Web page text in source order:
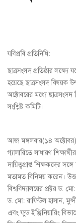
যবিপ্রবি প্রতিনিধি:
ছাত্রসংসদ প্রতিষ্ঠার লক্ষ্যে
হয়েছে ছাত্রসংসদ
অক্টোবরের মধ্যে
সংশ্লিষ্ট কমিটি।
আজ মঙ্গলবার(১৪
গ্যালারিতে সাধারণ
দায়িত্বপ্রাপ্ত শিক্ষকদের
মতামত বিনিময় করেন।
বিশ্ববিদ্যালয়ের প্রক্টর ড.
ড. মো: রাফিউল হাসান,
এবং ফুড ইঞ্জিনিয়ারিং